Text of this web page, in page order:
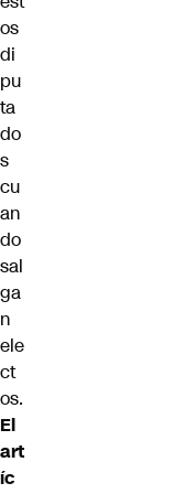
os
di
pu
ta
do
s
cu
an
do
sal
ga
n
ele
ct
os.
El
art
íc